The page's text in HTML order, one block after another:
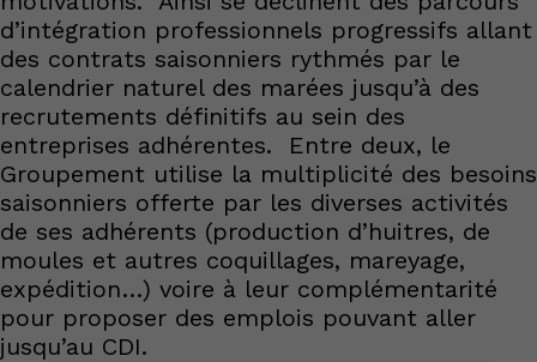
d’intégration professionnels progressifs allant
des contrats saisonniers rythmés par le
calendrier naturel des marées jusqu’à des
recrutements définitifs au sein des
entreprises adhérentes. Entre deux, le
Groupement utilise la multiplicité des besoins
saisonniers offerte par les diverses activités
de ses adhérents (production d’huitres, de
moules et autres coquillages, mareyage,
expédition…) voire à leur complémentarité
pour proposer des emplois pouvant aller
jusqu’au CDI.